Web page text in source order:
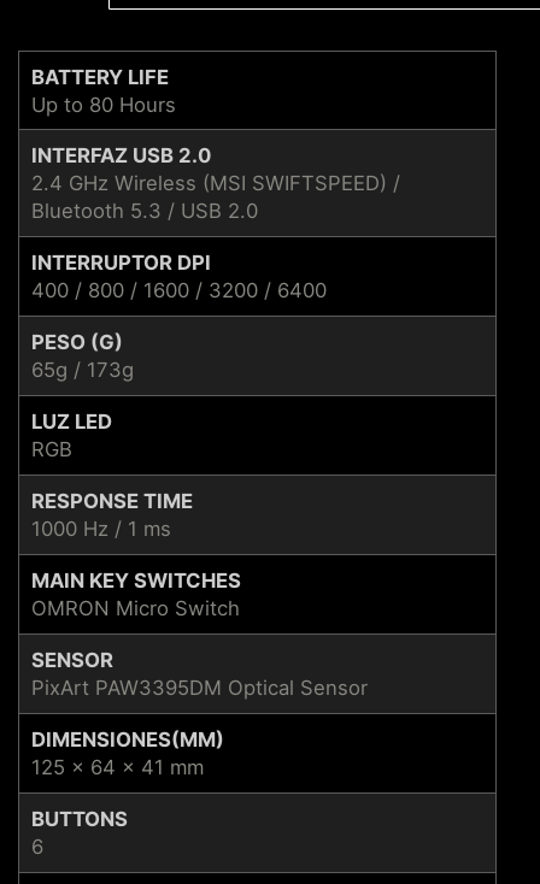
BATTERY LIFE
Up to 80 Hours
INTERFAZ USB 2.0
2.4 GHz Wireless (MSI SWIFTSPEED) /
Bluetooth 5.3 / USB 2.0
INTERRUPTOR DPI
400 / 800 / 1600 / 3200 / 6400
PESO (G)
65g / 173g
LUZ LED
RGB
RESPONSE TIME
1000 Hz / 1 ms
MAIN KEY SWITCHES
OMRON Micro Switch
SENSOR
PixArt PAW3395DM Optical Sensor
DIMENSIONES(MM)
125 x 64 x 41 mm
BUTTONS
6